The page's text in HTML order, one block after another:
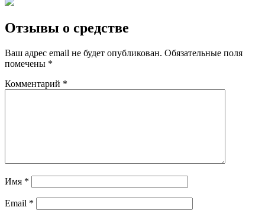
Отзывы о средстве
Ваш адрес email не будет опубликован. Обязательные поля
помечены *
Комментарий *
Имя *
Email *